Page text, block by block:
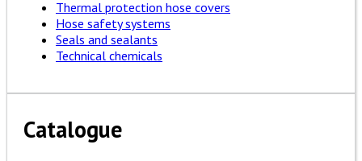
Thermal protection hose covers
Hose safety systems
Seals and sealants
Technical chemicals
Catalogue